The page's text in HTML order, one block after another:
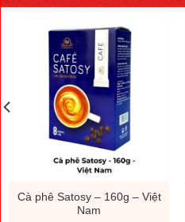
Cà phê Satosy – 160g – Việt
Nam